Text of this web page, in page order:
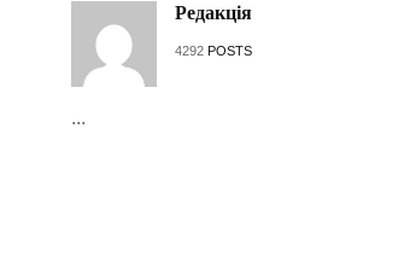
Редакція
4292 POSTS
...